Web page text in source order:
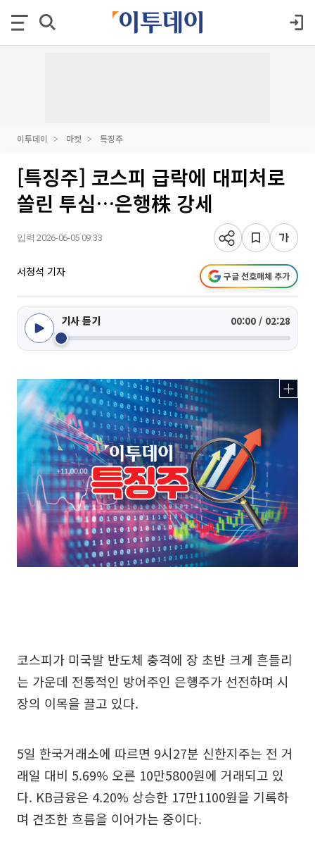
이투데이 마켓 특징주
[특징주] 코스피 급락에 대피처로
쏠린 투심…은행株 강세
입력 2026-06-05 09:33
서청석 기자 구글 선호매체 추가
기사 듣기 00:00 / 02:28
코스피가 미국발 반도체 충격에 장 초반 크게 흔들리
는 가운데 전통적인 방어주인 은행주가 선전하며 시
장의 이목을 끌고 있다.
5일 한국거래소에 따르면 9시27분 신한지주는 전 거
래일 대비 5.69% 오른 10만5800원에 거래되고 있
다. KB금융은 4.20% 상승한 17만1100원을 기록하
며 견조한 흐름을 이어가는 중이다.